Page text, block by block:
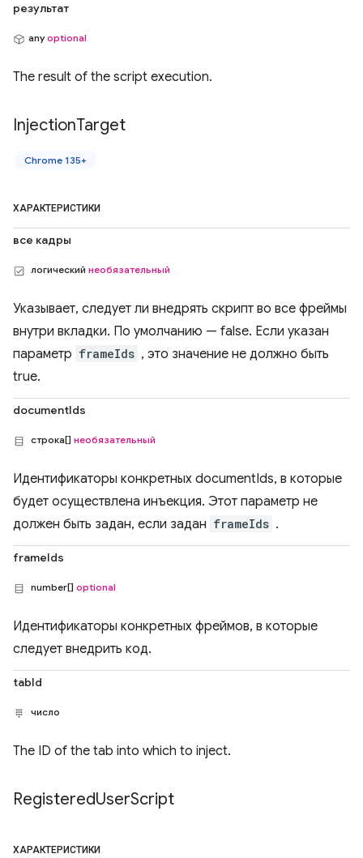
результат
anyoptional
The result of the script execution.
InjectionTarget
Chrome 135+
ХАРАКТЕРИСТИКИ
все кадры
логический необязательный
Указывает, следует ли внедрять скрипт во все фреймы
внутри вкладки. По умолчанию — false. Если указан
параметр frameIds , это значение не должно быть
true.
documentIds
строка[] необязательный
Идентификаторы конкретных documentIds, в которые
будет осуществлена ​​инъекция. Этот параметр не
должен быть задан, если задан frameIds .
frameIds
number[] optional
Идентификаторы конкретных фреймов, в которые
следует внедрить код.
tabId
число
The ID of the tab into which to inject.
RegisteredUserScript
ХАРАКТЕРИСТИКИ